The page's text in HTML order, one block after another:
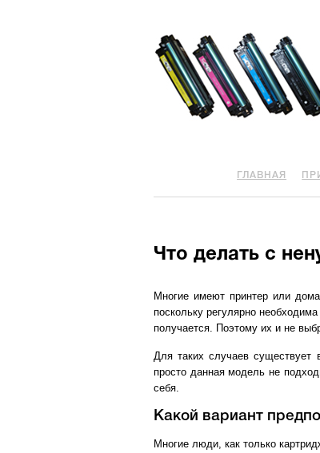
ГЛАВНАЯ
Что делать с
Многие имеют принтер или
поскольку регулярно
получается. Поэтому их и не
Для таких случаев
просто данная модель не
себя.
Какой вариант
Многие люди, как только